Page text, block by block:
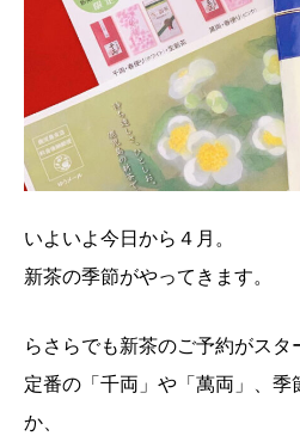
いよいよ今日から４月。
新茶の季節がやってきます。
らさらでも新茶のご予約がスタ
定番の「千両」や「萬両」、
か、